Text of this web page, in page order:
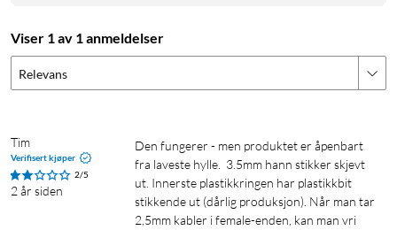
Viser 1 av 1 anmeldelser
Relevans
Tim
Verifisert kjøper
2/5
2 år siden
Den fungerer - men produktet er åpenbart
fra laveste hylle.  3.5mm hann stikker skjevt
ut. Innerste plastikkringen har plastikkbit
stikkende ut (dårlig produksjon). Når man tar
2,5mm kabler i female-enden, kan man vri